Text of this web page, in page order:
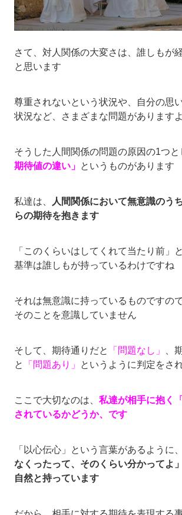
さて、対人関係の大変さは、誰しもが
と思います
尊重されないという状況や、自分の思
状況など、さまざまな問題があります
そうした人間関係の問題の原因の1つと
期待値の違い」 というものがあります
私達は、
人間関係において無意識のう
らの期待を抱きます
「このくらいはしてくれて当たり前」
基準は誰しもが持っているわけですね
それは無意識に持っているものですの
そのことを意識していません
そして、期待通りだと 「問題なし」
、
と
「問題あり」 というように判定をさ
ここで大切なのは、 私達が相手に抱く
されているかどうか、です
「以心伝心」という言葉があるように
なくったって、そのくらい分かってよ
自然と持っています